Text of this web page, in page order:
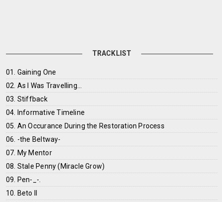
TRACKLIST
01. Gaining One
02. As I Was Travelling...
03. Stiffback
04. Informative Timeline
05. An Occurance During the Restoration Process
06. -the Beltway-
07. My Mentor
08. Stale Penny (Miracle Grow)
09. Pen-_-.
10. Beto II